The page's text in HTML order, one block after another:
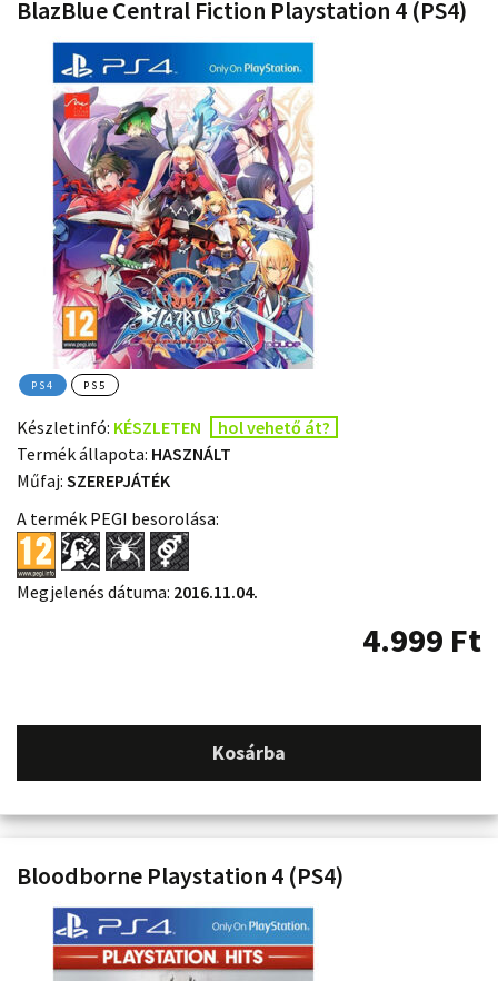
BlazBlue Central Fiction Playstation 4 (PS4)
PS4 PS5
Készletinfó: KÉSZLETEN
hol vehető át?
Termék állapota: HASZNÁLT
Műfaj: SZEREPJÁTÉK
A termék PEGI besorolása:
Megjelenés dátuma: 2016.11.04.
4.999 Ft
Kosárba
Bloodborne Playstation 4 (PS4)